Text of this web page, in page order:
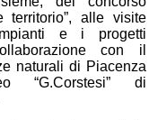
territorio”, alle visite
e i progetti
con il
naturali di Piacenza
“G.Corstesi” di